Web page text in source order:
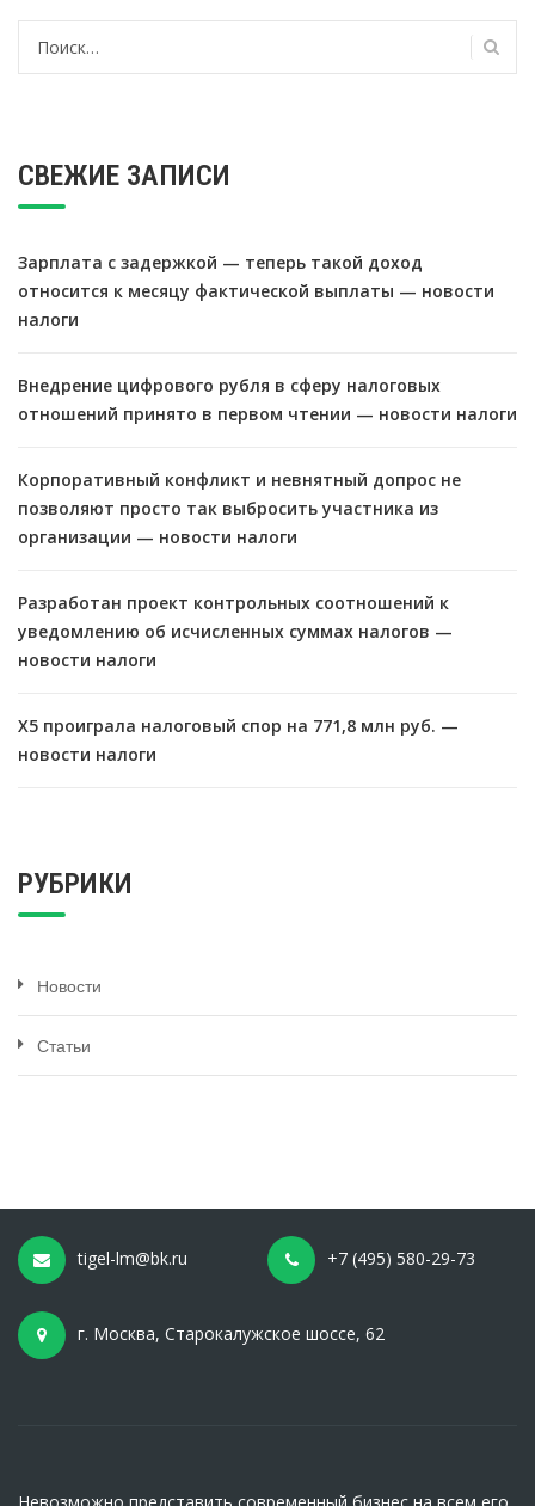
СВЕЖИЕ ЗАПИСИ
Зарплата с задержкой — теперь такой доход
относится к месяцу фактической выплаты — новости
налоги
Внедрение цифрового рубля в сферу налоговых
отношений принято в первом чтении — новости налоги
Корпоративный конфликт и невнятный допрос не
позволяют просто так выбросить участника из
организации — новости налоги
Разработан проект контрольных соотношений к
уведомлению об исчисленных суммах налогов —
новости налоги
X5 проиграла налоговый спор на 771,8 млн руб. —
новости налоги
РУБРИКИ
Новости
Статьи
tigel-lm@bk.ru +7 (495) 580-29-73
г. Москва, Старокалужское шоссе, 62